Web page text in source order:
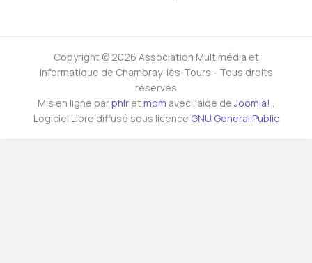
Copyright © 2026 Association Multimédia et
Informatique de Chambray-lès-Tours - Tous droits
réservés
Mis en ligne parphlretmom avec l'aide deJoomla! ,
Logiciel Libre diffusé sous licence GNU General Public